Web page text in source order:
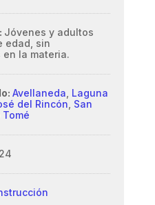
Jóvenes y adultos
edad, sin
la materia.
Avellaneda Laguna
del Rincón San
Tomé